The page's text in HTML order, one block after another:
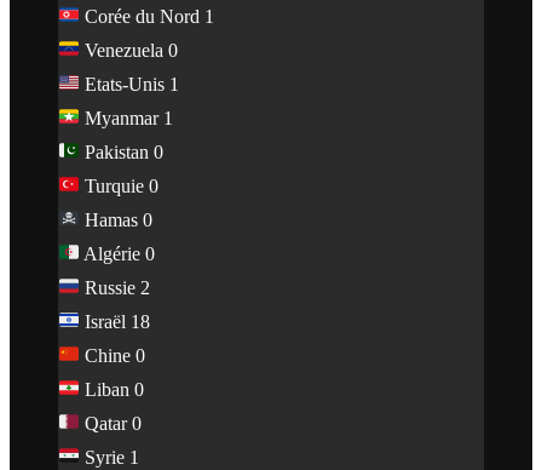
Corée du Nord 1
Venezuela 0
Etats-Unis 1
Myanmar 1
Pakistan 0
Turquie 0
Hamas 0
Algérie 0
Russie 2
Israël 18
Chine 0
Liban 0
Qatar 0
Syrie 1